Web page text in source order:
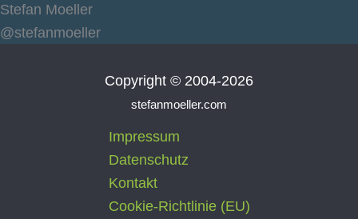
Stefan Moeller
@stefanmoeller
Copyright © 2004-2026
stefanmoeller.com
Impressum
Datenschutz
Kontakt
Cookie-Richtlinie (EU)